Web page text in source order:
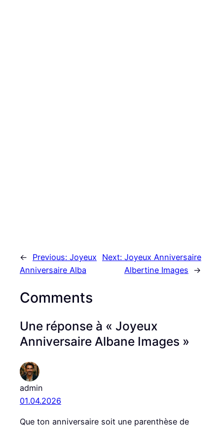
← Previous: Joyeux
Anniversaire Alba
Next: Joyeux Anniversaire
Albertine Images
→
Comments
Une réponse à « Joyeux
Anniversaire Albane Images »
admin
01.04.2026
Que ton anniversaire soit une parenthèse de